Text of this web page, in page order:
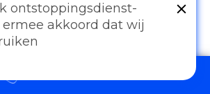
097006521500
ontstoppingsdienst-
ermee akkoord dat wij